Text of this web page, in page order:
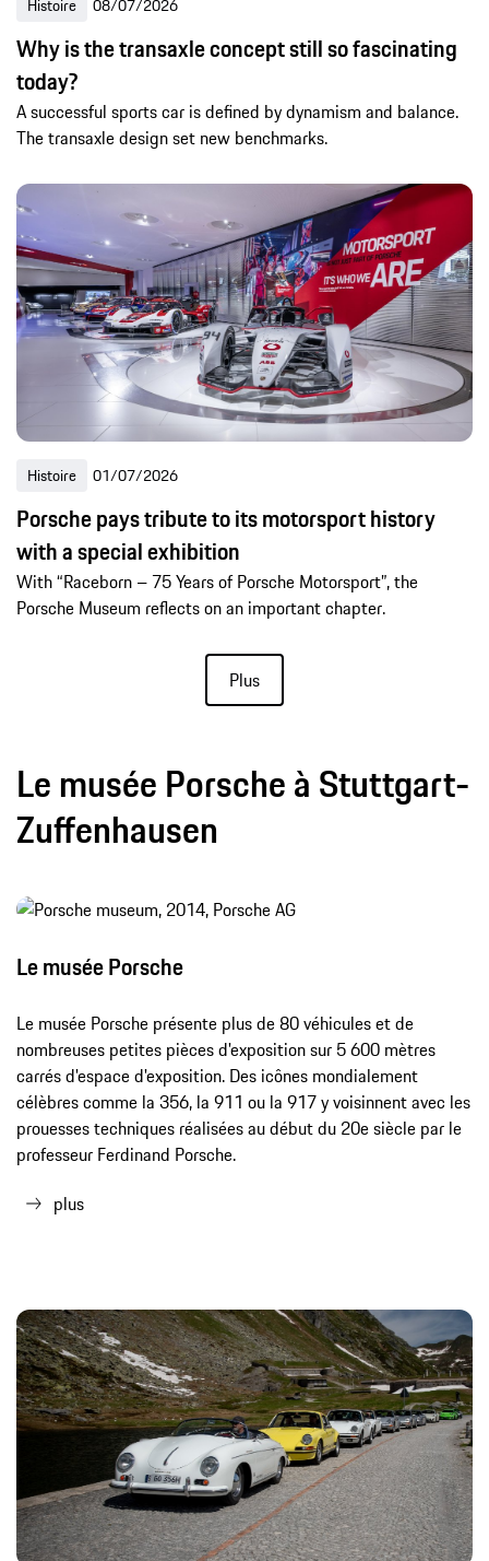
Histoire 08/07/2026
Why is the transaxle concept still so fascinating
today?
A successful sports car is defined by dynamism and balance.
The transaxle design set new benchmarks.
Histoire 01/07/2026
Porsche pays tribute to its motorsport history
with a special exhibition
With “Raceborn – 75 Years of Porsche Motorsport”, the
Porsche Museum reflects on an important chapter.
Plus
Le musée Porsche à Stuttgart-
Zuffenhausen
Le musée Porsche
Le musée Porsche présente plus de 80 véhicules et de
nombreuses petites pièces d'exposition sur 5 600 mètres
carrés d'espace d'exposition. Des icônes mondialement
célèbres comme la 356, la 911 ou la 917 y voisinnent avec les
prouesses techniques réalisées au début du 20e siècle par le
professeur Ferdinand Porsche.
plus